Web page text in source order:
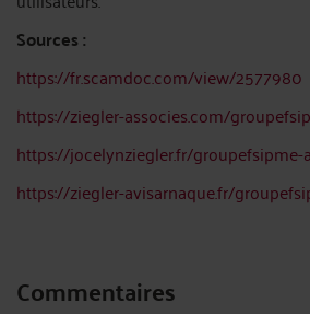
Sources :
https://fr.scamdoc.com/view/2577980
https://ziegler-associes.com/
https://jocelynziegler.fr/groupefsipme-
https://ziegler-avisarnaque.fr/
Commentaires